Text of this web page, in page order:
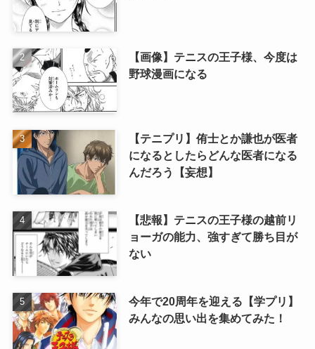
【画像】テニスの王子様、今度は
野球漫画になる
【テニプリ】侑士とか謙也が医者
になるとしたらどんな医者になる
んだろう【妄想】
【悲報】テニスの王子様の越前リ
ョーガの能力、強すぎて勝ち目が
ない
今年で20周年を迎える【学プリ】
みんなの思い出を集めてみた！